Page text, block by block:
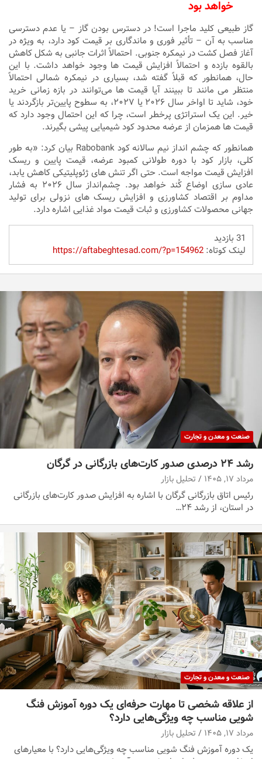
خواهد بود
گاز طبیعی کلید ماجرا است! در دسترس بودن گاز – یا عدم دسترسی
مناسب به آن – تأثیر فوری و ماندگاری بر قیمت کود دارد، به ویژه در
آغاز فصل کشت در نیمکره جنوبی. احتمالاً اثرات جانبی به شکل کاهش
بالقوه بازده و احتمالاً افزایش قیمت‌ ها وجود خواهد داشت. با این
حال، همانطور که قبلاً گفته شد، بسیاری در نیمکره شمالی احتمالاً
منتظر می ‌مانند تا ببینند آیا قیمت‌ ها می‌توانند در بازه زمانی خرید
خود، شاید تا اواخر سال ۲۰۲۶ یا ۲۰۲۷، به سطوح پایین‌تر بازگردند یا
خیر. این یک استراتژی پرخطر است، چرا که این احتمال وجود دارد که
قیمت‌ ها همزمان از عرضه محدود کود شیمیایی پیشی بگیرند.
همانطور که چشم ‌انداز نیم‌ سالانه کود Rabobank بیان کرد: «به‌ طور
کلی، بازار کود با دوره طولانی کمبود عرضه، قیمت پایین و ریسک
افزایش قیمت مواجه است. حتی اگر تنش ‌های ژئوپلیتیکی کاهش یابد،
عادی‌ سازی اوضاع کُند خواهد بود. چشم‌انداز سال ۲۰۲۶ به فشار
مداوم بر اقتصاد کشاورزی و افزایش ریسک ‌های نزولی برای تولید
جهانی محصولات کشاورزی و ثبات قیمت مواد غذایی اشاره دارد.
31 بازدید
لینک کوتاه:https://aftabeghtesad.com/?p=154962
صنعت و معدن و تجارت
رشد ۲۴ درصدی صدور کارت‌های بازرگانی در گرگان
مرداد ۱۷, ۱۴۰۵ تحلیل بازار
رئیس اتاق بازرگانی گرگان با اشاره به افزایش صدور کارت‌های بازرگانی
در استان، از رشد ۲۴…
صنعت و معدن و تجارت
از علاقه شخصی تا مهارت حرفه‌ای یک دوره آموزش فنگ
شویی مناسب چه ویژگی‌هایی دارد؟
مرداد ۱۷, ۱۴۰۵ تحلیل بازار
یک دوره آموزش فنگ شویی مناسب چه ویژگی‌هایی دارد؟ با معیارهای